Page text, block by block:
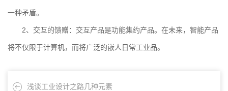
一种矛盾。
2、交互的馈赠：交互产品是功能集约产品。在未来，智能产品
将不仅限于计算机，而将广泛的嵌人日常工业品。
浅谈工业设计之路几种元素